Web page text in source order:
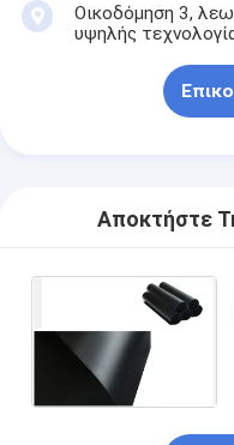
Οικοδόμηση 3,
υψηλής
Αποκτήστε